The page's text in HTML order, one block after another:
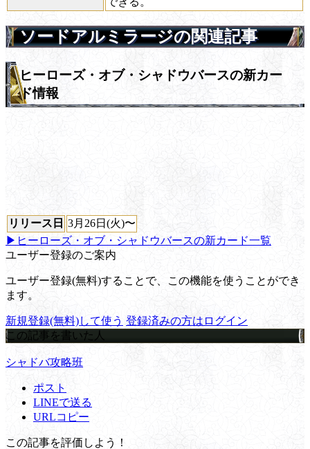
ソードアルミラージの関連記事
ヒーローズ・オブ・シャドウバースの新カー
ド情報
リリース日 3月26日(火)〜
▶ヒーローズ・オブ・シャドウバースの新カード一覧
ユーザー登録のご案内
ユーザー登録(無料)することで、この機能を使うことができ
ます。
新規登録(無料)して使う 登録済みの方はログイン
この記事を書いた人
シャドバ攻略班
ポスト
LINEで送る
URLコピー
この記事を評価しよう！